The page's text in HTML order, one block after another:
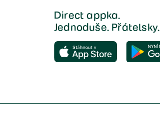
Direct appka.
Jednoduše. Přátelsky.